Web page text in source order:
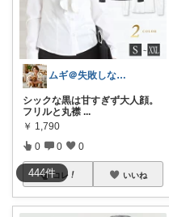
444件
ムギ＠失敗しない「1軍アイテム」選び
シックな黒は甘すぎず大人顔。
フリルと丸襟 ...
￥ 1,790
0 0 0
コレ いいね